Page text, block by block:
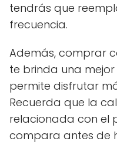
tendrás que
frecuencia.
Además, comprar
te brinda una
permite disfrutar
Recuerda que la
relacionada con el
compara antes de